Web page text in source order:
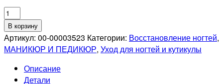
Количество
товара
SEVERINA
Ультраблеск
экстрактом
белого
В корзину
Артикул: 00-00003523 Категории: Восстановление ногтей,
МАНИКЮР И ПЕДИКЮР, Уход для ногтей и кутикулы
Описание
Детали